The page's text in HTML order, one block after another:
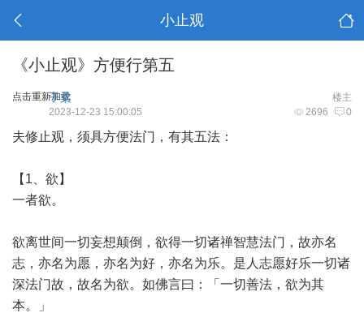
小止观
《小止观》方便行第五
点击重新加载 楼主
子柔
2696 0
2023-12-23 15:00:05
夫修止观，须具方便法门，有其五法：
【1、欲】
一者欲。
欲离世间一切妄想颠倒，欲得一切诸禅智慧法门，故亦名
志，亦名为愿，亦名为好，亦名为乐。是人志愿好乐一切诸
深法门故，故名为欲。如佛言曰：「一切善法，欲为其
本。」